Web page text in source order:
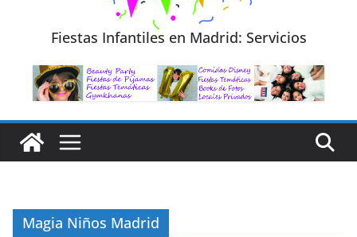
Fiestas Infantiles en Madrid: Servicios
Magia Niños Madrid